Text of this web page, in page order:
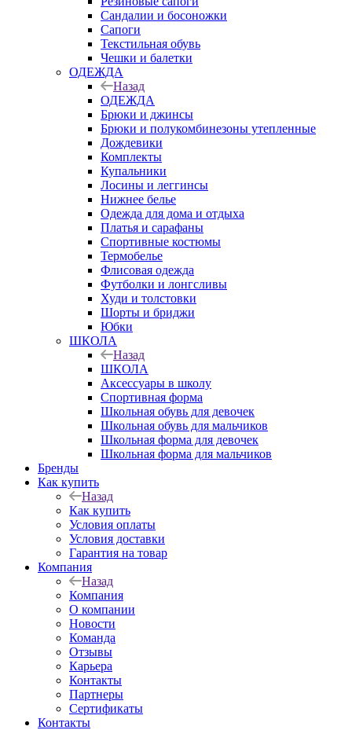
Сандалии и босоножки
Сапоги
Текстильная обувь
Чешки и балетки
ОДЕЖДА
Назад
ОДЕЖДА
Брюки и джинсы
Брюки и полукомбинезоны утепленные
Дождевики
Комплекты
Купальники
Лосины и леггинсы
Нижнее белье
Одежда для дома и отдыха
Платья и сарафаны
Спортивные костюмы
Термобелье
Флисовая одежда
Футболки и лонгсливы
Худи и толстовки
Шорты и бриджи
Юбки
ШКОЛА
Назад
ШКОЛА
Аксессуары в школу
Спортивная форма
Школьная обувь для девочек
Школьная обувь для мальчиков
Школьная форма для девочек
Школьная форма для мальчиков
Бренды
Как купить
Назад
Как купить
Условия оплаты
Условия доставки
Гарантия на товар
Компания
Назад
Компания
О компании
Новости
Команда
Отзывы
Карьера
Контакты
Партнеры
Сертификаты
Контакты